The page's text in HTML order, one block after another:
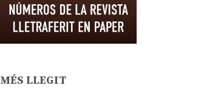
MÉS LLEGIT